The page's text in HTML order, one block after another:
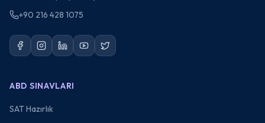
+90 216 428 1075
ABD SINAVLARI
SAT Hazırlık